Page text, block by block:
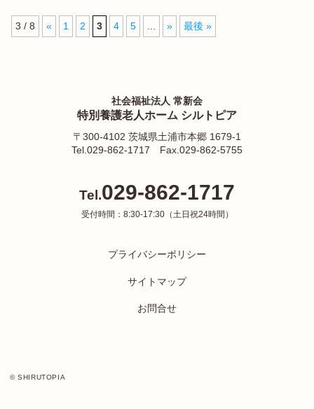
3 / 8 « 1 2 3 4 5 » 最後 »
社会福祉法人 常新会
特別養護老人ホーム シルトピア
〒300-4102 茨城県土浦市本郷 1679-1
Tel.029-862-1717
Fax.029-862-5755
Tel.029-862-1717
受付時間：8:30-17:30（土日祝24時間）
プライバシーポリシー
サイトマップ
お問合せ
© SHIRUTOPIA